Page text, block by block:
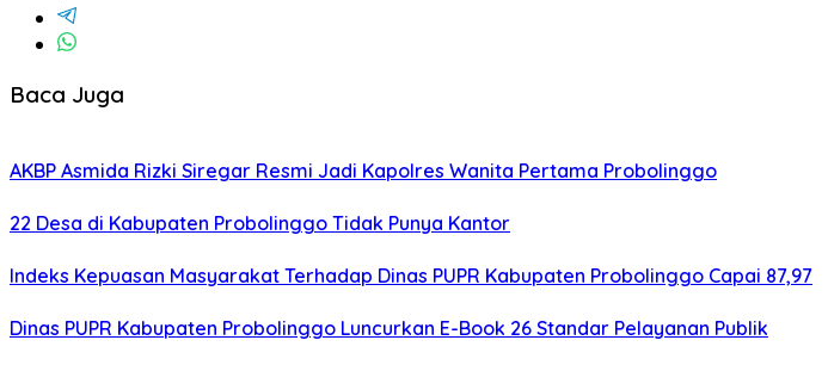
Baca Juga
AKBP Asmida Rizki Siregar Resmi Jadi Kapolres Wanita Pertama Probolinggo
22 Desa di Kabupaten Probolinggo Tidak Punya Kantor
Indeks Kepuasan Masyarakat Terhadap Dinas PUPR Kabupaten Probolinggo Capai 87,97
Dinas PUPR Kabupaten Probolinggo Luncurkan E-Book 26 Standar Pelayanan Publik